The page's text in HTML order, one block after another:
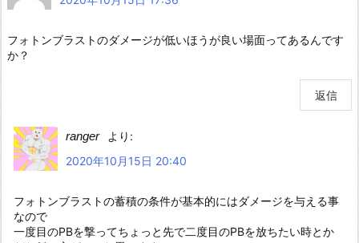
フォトンブラストのダメージが低いほうが良い場面ってあるんです
か？
返信
ranger
より:
2020年10月15日 20:40
フォトンブラストの蓄積の条件が基本的にはダメージを与える事
なので
一度目のPBを撃ってちょっと先で二度目のPBを放ちたい時とか